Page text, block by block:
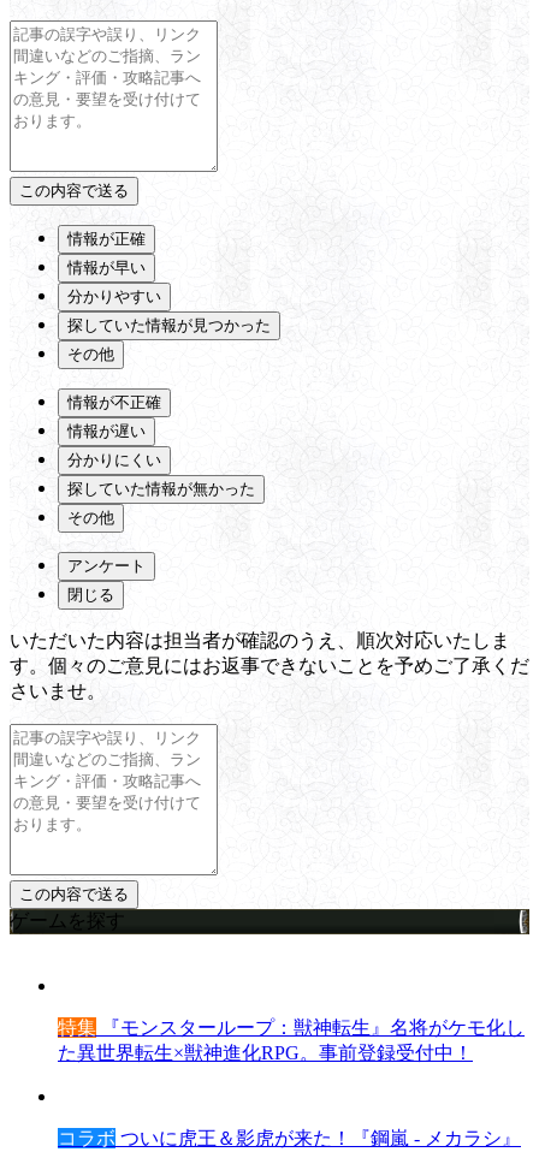
情報が正確
情報が早い
分かりやすい
探していた情報が見つかった
その他
情報が不正確
情報が遅い
分かりにくい
探していた情報が無かった
その他
アンケート
閉じる
いただいた内容は担当者が確認のうえ、順次対応いたしま
す。個々のご意見にはお返事できないことを予めご了承くだ
さいませ。
ゲームを探す
特集 『モンスターループ：獣神転生』名将がケモ化し
た異世界転生×獣神進化RPG。事前登録受付中！
コラボ ついに虎王＆影虎が来た！『鋼嵐 - メカラシ』